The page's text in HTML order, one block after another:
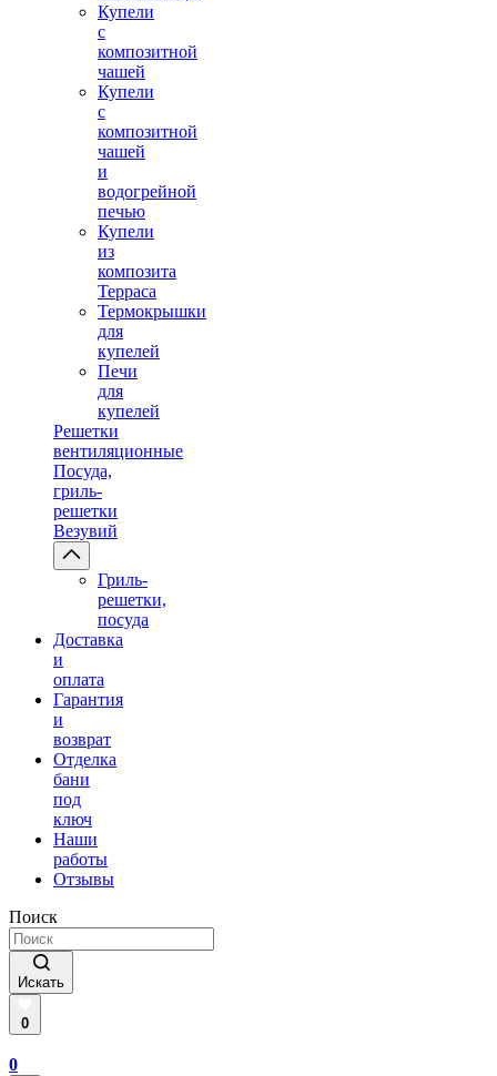
Купели
с
композитной
чашей
Купели
с
композитной
чашей
и
водогрейной
печью
Купели
из
композита
Терраса
Термокрышки
для
купелей
Печи
для
купелей
Решетки
вентиляционные
Посуда,
гриль-
решетки
Везувий
Гриль-
решетки,
посуда
Доставка
и
оплата
Гарантия
и
возврат
Отделка
бани
под
ключ
Наши
работы
Отзывы
Поиск
Искать
0
0